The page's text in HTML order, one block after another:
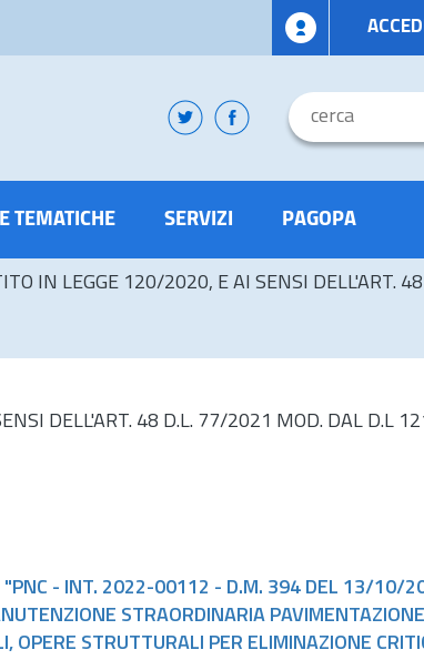
TEMATICHE SERVIZI PAGOPA
IN LEGGE 120/2020, E AI SENSI DELL'ART. 48
DELL'ART. 48 D.L. 77/2021 MOD. DAL D.L
- INT. 2022-00112 - D.M. 394 DEL 13/10/
STRAORDINARIA
OPERE STRUTTURALI PER ELIMINAZIONE